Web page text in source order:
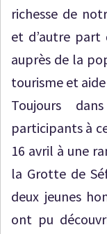
richesse de
et d’autre part
auprès de la
tourisme et
Toujours
participants à
16 avril à une
la Grotte de
deux jeunes
ont pu